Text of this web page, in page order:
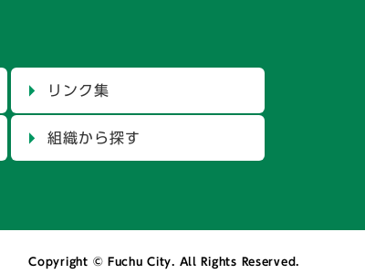
リンク集
組織から探す
Copyright © Fuchu City. All Rights Reserved.